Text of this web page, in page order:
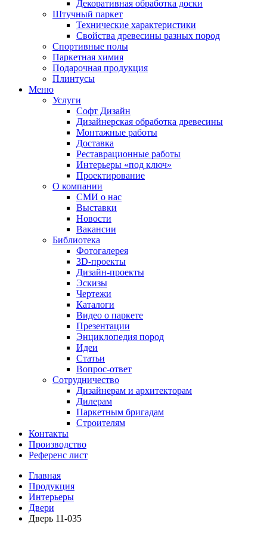
Декоративная обработка доски
Штучный паркет
Технические характеристики
Свойства древесины разных пород
Спортивные полы
Паркетная химия
Подарочная продукция
Плинтусы
Меню
Услуги
Софт Дизайн
Дизайнерская обработка древесины
Монтажные работы
Доставка
Реставрационные работы
Интерьеры «под ключ»
Проектирование
О компании
СМИ о нас
Выставки
Новости
Вакансии
Библиотека
Фотогалерея
3D-проекты
Дизайн-проекты
Эскизы
Чертежи
Каталоги
Видео о паркете
Презентации
Энциклопедия пород
Идеи
Статьи
Вопрос-ответ
Сотрудничество
Дизайнерам и архитекторам
Дилерам
Паркетным бригадам
Строителям
Контакты
Производство
Референс лист
Главная
Продукция
Интерьеры
Двери
Дверь 11-035